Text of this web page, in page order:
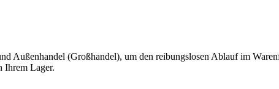
Außenhandel (Großhandel), um den reibungslosen Ablauf im
Ihrem Lager.